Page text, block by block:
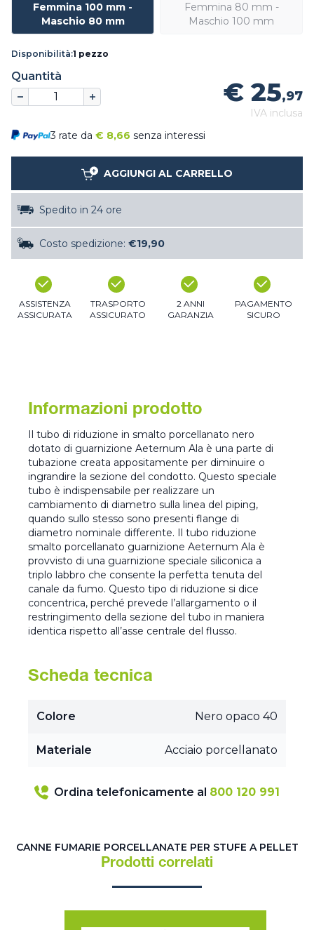
Femmina 100 mm -
Maschio 80 mm
Femmina 80 mm -
Maschio 100 mm
Disponibilità:1 pezzo
Quantità
€ 25,97
IVA inclusa
3 rate da € 8,66 senza interessi
AGGIUNGI AL CARRELLO
Spedito in 24 ore
Costo spedizione: €19,90
ASSISTENZA
ASSICURATA
TRASPORTO
ASSICURATO
2 ANNI
GARANZIA
PAGAMENTO
SICURO
Informazioni prodotto
Il tubo di riduzione in smalto porcellanato nero
dotato di guarnizione Aeternum Ala è una parte di
tubazione creata appositamente per diminuire o
ingrandire la sezione del condotto. Questo speciale
tubo è indispensabile per realizzare un
cambiamento di diametro sulla linea del piping,
quando sullo stesso sono presenti flange di
diametro nominale differente. Il tubo riduzione
smalto porcellanato guarnizione Aeternum Ala è
provvisto di una guarnizione speciale siliconica a
triplo labbro che consente la perfetta tenuta del
canale da fumo. Questo tipo di riduzione si dice
concentrica, perché prevede l’allargamento o il
restringimento della sezione del tubo in maniera
identica rispetto all’asse centrale del flusso.
Scheda tecnica
Colore Nero opaco 40
Materiale Acciaio porcellanato
Ordina telefonicamente al 800 120 991
CANNE FUMARIE PORCELLANATE PER STUFE A PELLET
Prodotti correlati